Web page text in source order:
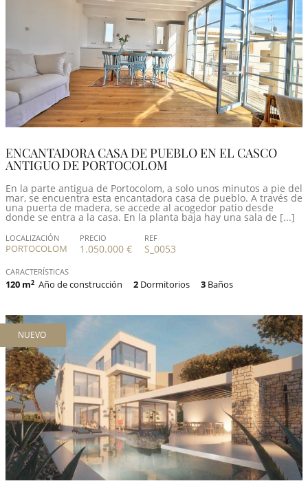
ENCANTADORA CASA DE PUEBLO EN EL CASCO
ANTIGUO DE PORTOCOLOM
En la parte antigua de Portocolom, a solo unos minutos a pie del
mar, se encuentra esta encantadora casa de pueblo. A través de
una puerta de madera, se accede al acogedor patio desde
donde se entra a la casa. En la planta baja hay una sala de [...]
LOCALIZACIÓN
PORTOCOLOM
PRECIO
1.050.000 €
REF
S_0053
CARACTERÍSTICAS
120 m2 Año de construcción 2 Dormitorios 3 Baños
NUEVO